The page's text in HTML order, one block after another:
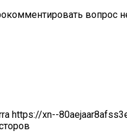
вопрос
https://xn--